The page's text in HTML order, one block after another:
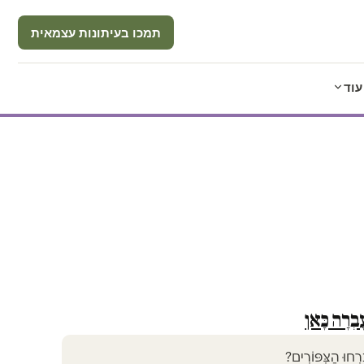
תמכו בעיתונות עצמאית
עוד
כָּאן
הַצִּפּוֹרִים?